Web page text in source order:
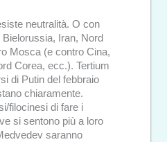
neutralità. O con
Iran, Nord
Mosca (e contro Cina,
Corea, ecc.). Tertium
di Putin del febbraio
chiaramente.
filocinesi di fare i
si sentono più a loro
saranno